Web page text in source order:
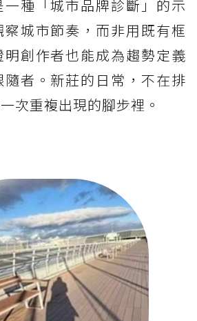
種「城市品牌診斷」的示
城市節奏，而非用既有框
創作者也能成為趨勢定義
者。新莊的日常，不在排
次重複出現的腳步裡。